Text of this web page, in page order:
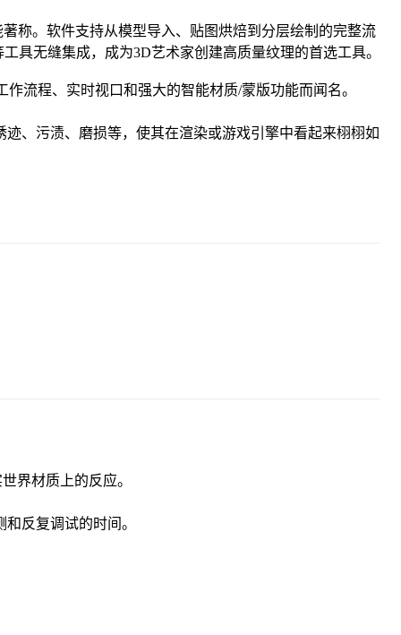
称。软件支持从模型导入、贴图烘焙到分层绘制的完整流
具无缝集成，成为3D艺术家创建高质量纹理的首选工具。
作流程、实时视口和强大的智能材质/蒙版功能而闻名。
、污渍、磨损等，使其在渲染或游戏引擎中看起来栩栩如
界材质上的反应。
反复调试的时间。